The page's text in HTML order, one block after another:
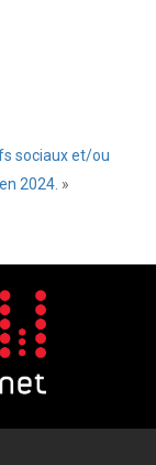
sociaux et/ou
2024. »